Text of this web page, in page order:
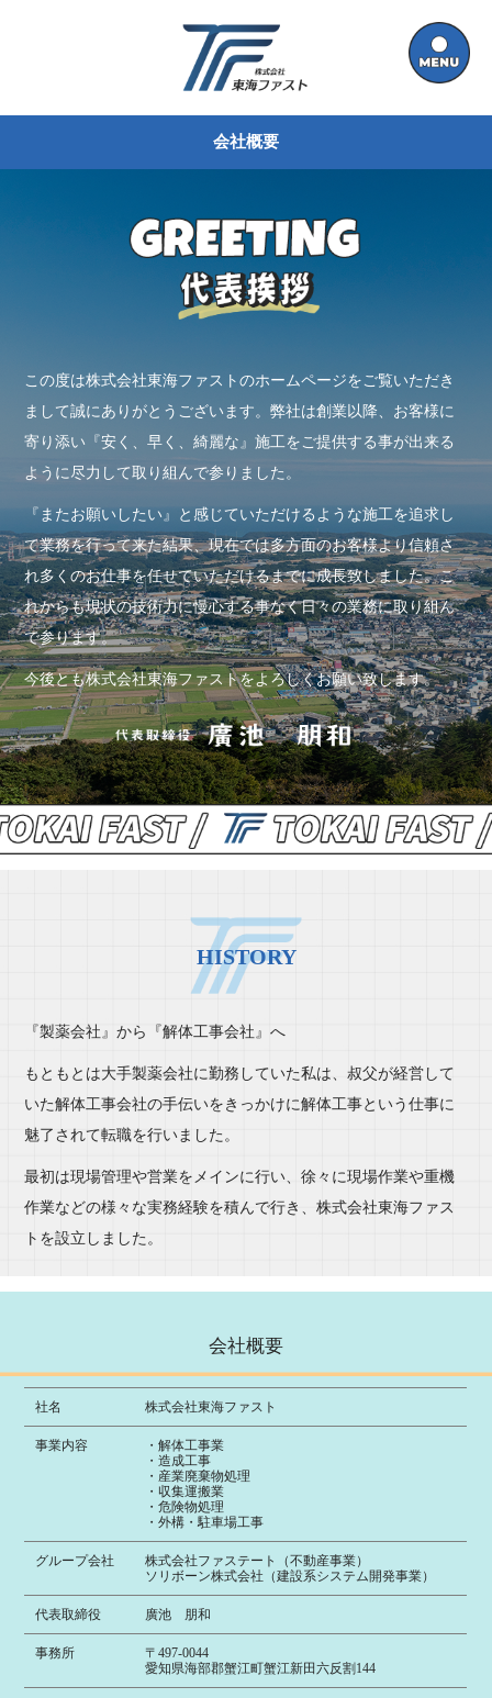
会社概要
この度は株式会社東海ファストのホームページをご覧いただき
まして誠にありがとうございます。弊社は創業以降、お客様に
寄り添い『安く、早く、綺麗な』施工をご提供する事が出来る
ように尽力して取り組んで参りました。
『またお願いしたい』と感じていただけるような施工を追求し
て業務を行って来た結果、現在では多方面のお客様より信頼さ
れ多くのお仕事を任せていただけるまでに成長致しました。こ
れからも現状の技術力に慢心する事なく日々の業務に取り組ん
で参ります。
今後とも株式会社東海ファストをよろしくお願い致します。
HISTORY
『製薬会社』から『解体工事会社』へ
もともとは大手製薬会社に勤務していた私は、叔父が経営して
いた解体工事会社の手伝いをきっかけに解体工事という仕事に
魅了されて転職を行いました。
最初は現場管理や営業をメインに行い、徐々に現場作業や重機
作業などの様々な実務経験を積んで行き、株式会社東海ファス
トを設立しました。
会社概要
社名 株式会社東海ファスト
事業内容
・解体工事業
・造成工事
・産業廃棄物処理
・収集運搬業
・危険物処理
・外構・駐車場工事
グループ会社
株式会社ファステート（不動産事業）
ソリボーン株式会社（建設系システム開発事業）
代表取締役 廣池 朋和
事務所
〒497-0044
愛知県海部郡蟹江町蟹江新田六反割144